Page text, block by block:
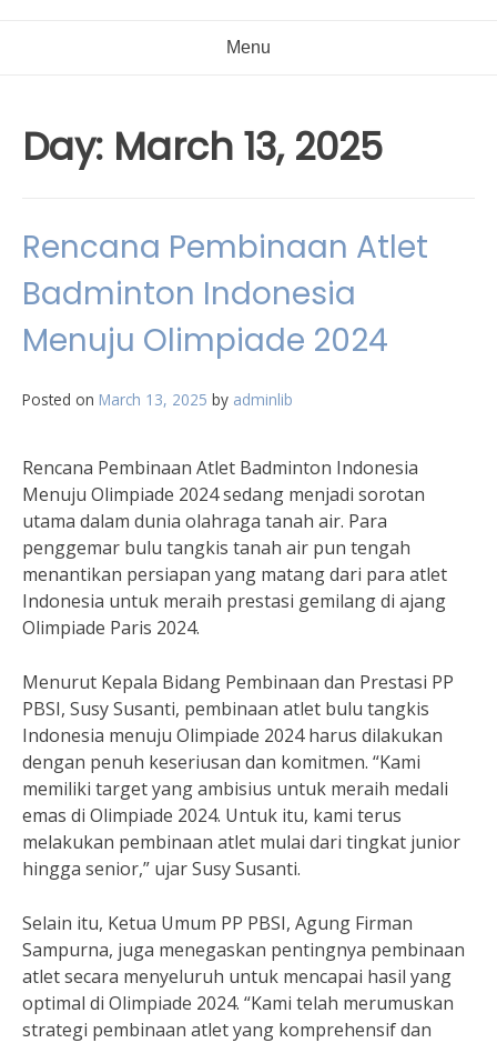
Menu
Day: March 13, 2025
Rencana Pembinaan Atlet
Badminton Indonesia
Menuju Olimpiade 2024
Posted on March 13, 2025 by adminlib
Rencana Pembinaan Atlet Badminton Indonesia
Menuju Olimpiade 2024 sedang menjadi sorotan
utama dalam dunia olahraga tanah air. Para
penggemar bulu tangkis tanah air pun tengah
menantikan persiapan yang matang dari para atlet
Indonesia untuk meraih prestasi gemilang di ajang
Olimpiade Paris 2024.
Menurut Kepala Bidang Pembinaan dan Prestasi PP
PBSI, Susy Susanti, pembinaan atlet bulu tangkis
Indonesia menuju Olimpiade 2024 harus dilakukan
dengan penuh keseriusan dan komitmen. “Kami
memiliki target yang ambisius untuk meraih medali
emas di Olimpiade 2024. Untuk itu, kami terus
melakukan pembinaan atlet mulai dari tingkat junior
hingga senior,” ujar Susy Susanti.
Selain itu, Ketua Umum PP PBSI, Agung Firman
Sampurna, juga menegaskan pentingnya pembinaan
atlet secara menyeluruh untuk mencapai hasil yang
optimal di Olimpiade 2024. “Kami telah merumuskan
strategi pembinaan atlet yang komprehensif dan